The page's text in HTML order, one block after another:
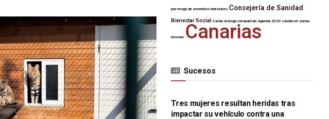
por riesgo de incendios forestales Consejería de Sanidad
Bienestar Social Caída diálogo compartido Agenda 2030 caídas en zonas
rocosas Canarias
Sucesos
SUCESOS
Tres mujeres resultan heridas tras
impactar su vehículo contra una